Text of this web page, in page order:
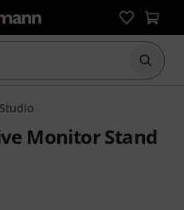
Monitor Stand
25 evaluări ale clienților